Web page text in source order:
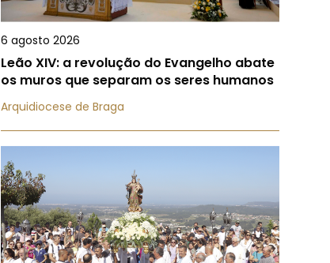
6 agosto 2026
Leão XIV: a revolução do Evangelho abate
os muros que separam os seres humanos
Arquidiocese de Braga